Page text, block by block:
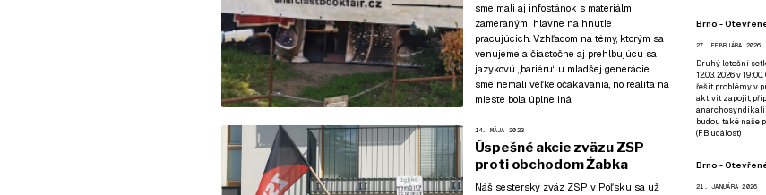
sme mali aj infostánok s materiálmi
zameranými hlavne na hnutie
pracujúcich. Vzhľadom na témy, ktorým sa
venujeme a čiastočne aj prehlbujúcu sa
jazykovú „bariéru“ u mladšej generácie,
sme nemali veľké očakávania, no realita na
mieste bola úplne iná.
14. MÁJA 2023
Úspešné akcie zväzu ZSP
proti obchodom Żabka
Náš sesterský zväz ZSP v Poľsku sa už
Brno -
27. FEBRUÁRA 2026
Druhý letošní
12.03. 2026 v
řešit problémy v
aktivit zapojit,
budou také naše
(FB událost)
Brno -
21. JANUÁRA 2026